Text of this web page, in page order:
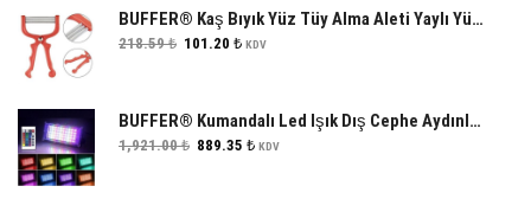
BUFFER® Kaş Bıyık Yüz Tüy Alma Aleti Yaylı Yüz Epilasyon Aleti
218.59₺ Orijinal
101.20 ₺Şu
KDV
BUFFER® Kumandalı Led Işık Dış Cephe Aydınlatması Çok Renkli RGB Led Panel Işık PartiLed Aydınlatma
1,921.00₺ Orijinal
889.35 ₺ŞuKDV